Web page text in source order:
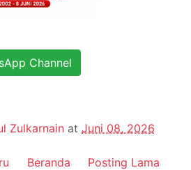
Channel
Zulkarnain at Juni 08, 2026
Posting Lama
Beranda